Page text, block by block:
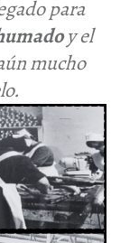
para
y el
mucho